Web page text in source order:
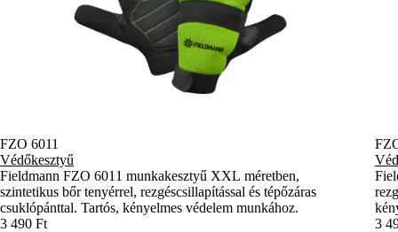
FZO 6011
Védőkesztyű
Fieldmann FZO 6011 munkakesztyű XXL méretben,
szintetikus bőr tenyérrel, rezgéscsillapítással és tépőzáras
csuklópánttal. Tartós, kényelmes védelem munkához.
3 490 Ft
3